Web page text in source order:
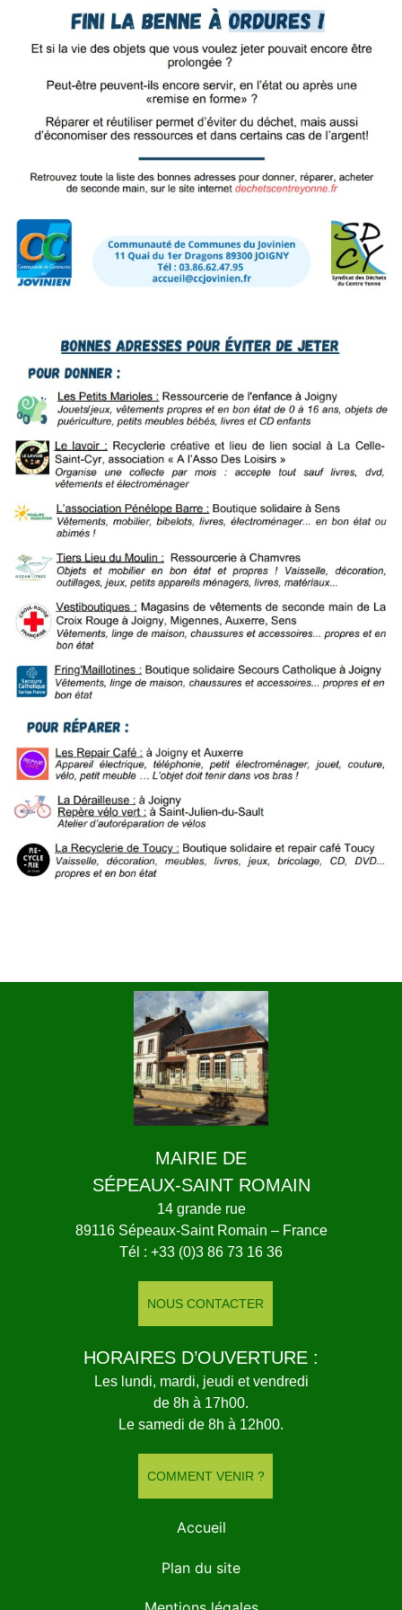
MAIRIE DE
SÉPEAUX-SAINT ROMAIN
14 grande rue
89116 Sépeaux-Saint Romain – France
Tél : +33 (0)3 86 73 16 36
NOUS CONTACTER
HORAIRES D’OUVERTURE :
Les lundi, mardi, jeudi et vendredi
de 8h à 17h00.
Le samedi de 8h à 12h00.
COMMENT VENIR ?
Accueil
Plan du site